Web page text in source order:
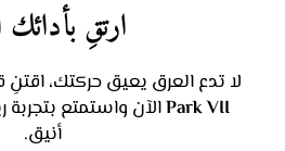
ارتقِ بأدائك
لا تدع العرق يعيق حركتك،
Park VIIالآن واستمتع
أنيق.